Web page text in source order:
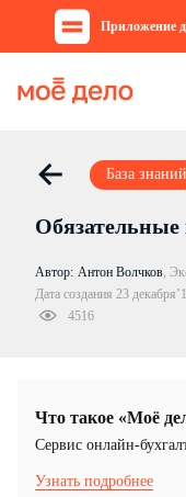
Приложение
База знаний
Автор: Антон Волчков,
Дата создания 23
4516
Что такое «Моё
Cервис онлайн-
Узнать подробнее